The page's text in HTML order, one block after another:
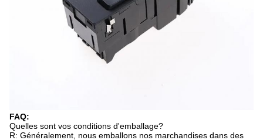
FAQ:
Quelles sont vos conditions d'emballage?
R: Généralement, nous emballons nos marchandises dans des